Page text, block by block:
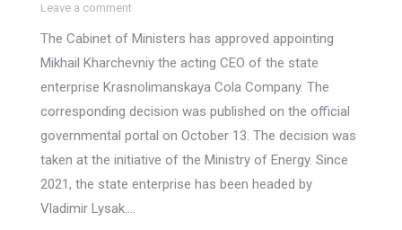
Leave a comment
The Cabinet of Ministers has approved appointing
Mikhail Kharchevniy the acting CEO of the state
enterprise Krasnolimanskaya Cola Company. The
corresponding decision was published on the official
governmental portal on October 13. The decision was
taken at the initiative of the Ministry of Energy. Since
2021, the state enterprise has been headed by
Vladimir Lysak.…